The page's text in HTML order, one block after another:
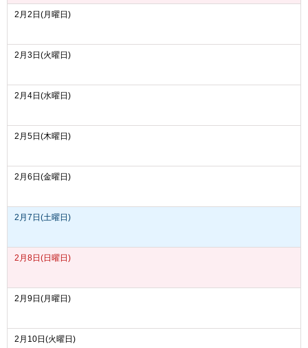
2月2日(月曜日)
2月3日(火曜日)
2月4日(水曜日)
2月5日(木曜日)
2月6日(金曜日)
2月7日(土曜日)
2月8日(日曜日)
2月9日(月曜日)
2月10日(火曜日)